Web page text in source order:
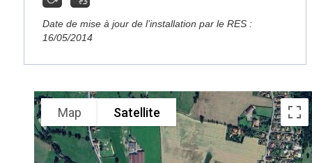
Date de mise à jour de l’installation par le RES :
16/05/2014
Map Satellite